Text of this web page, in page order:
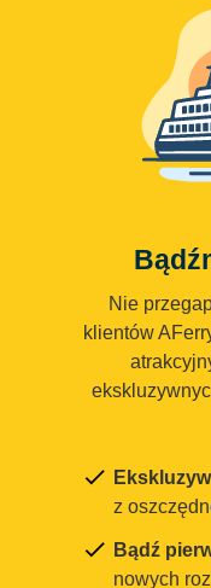
Nie
klientów
z
Bądź
nowych